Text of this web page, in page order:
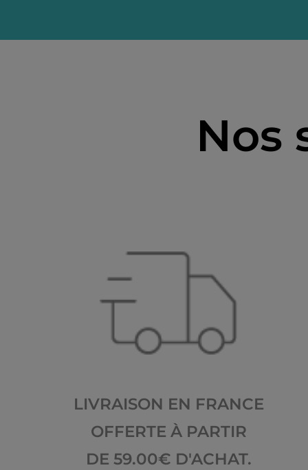
Nos
LIVRAISON EN FRANCE
OFFERTE À PARTIR
DE 59.00€ D'ACHAT.